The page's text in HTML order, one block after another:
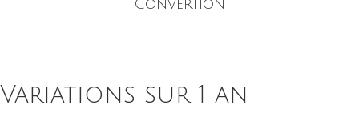
Convertion
Variations sur 1 an